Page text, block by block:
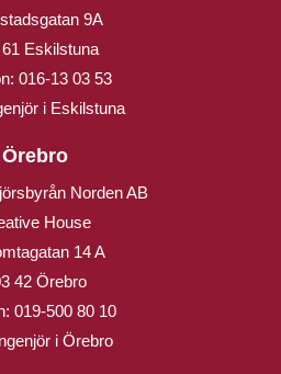
9A
Eskilstuna
016-13 03 53
i Eskilstuna
Örebro
Norden AB
House
14 A
42 Örebro
019-500 80 10
i Örebro